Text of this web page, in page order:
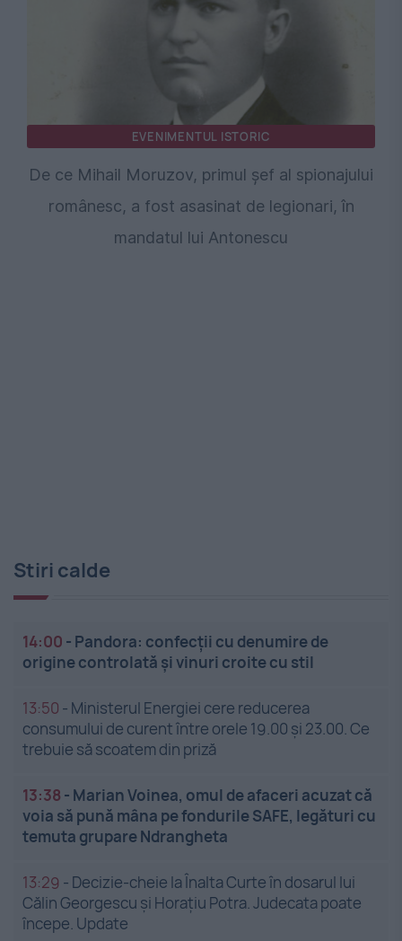
EVENIMENTUL ISTORIC
De ce Mihail Moruzov, primul șef al spionajului
românesc, a fost asasinat de legionari, în
mandatul lui Antonescu
Stiri calde
14:00 - Pandora: confecții cu denumire de
origine controlată și vinuri croite cu stil
13:50 - Ministerul Energiei cere reducerea
consumului de curent între orele 19.00 și 23.00. Ce
trebuie să scoatem din priză
13:38 - Marian Voinea, omul de afaceri acuzat că
voia să pună mâna pe fondurile SAFE, legături cu
temuta grupare Ndrangheta
13:29 - Decizie-cheie la Înalta Curte în dosarul lui
Călin Georgescu și Horațiu Potra. Judecata poate
începe. Update